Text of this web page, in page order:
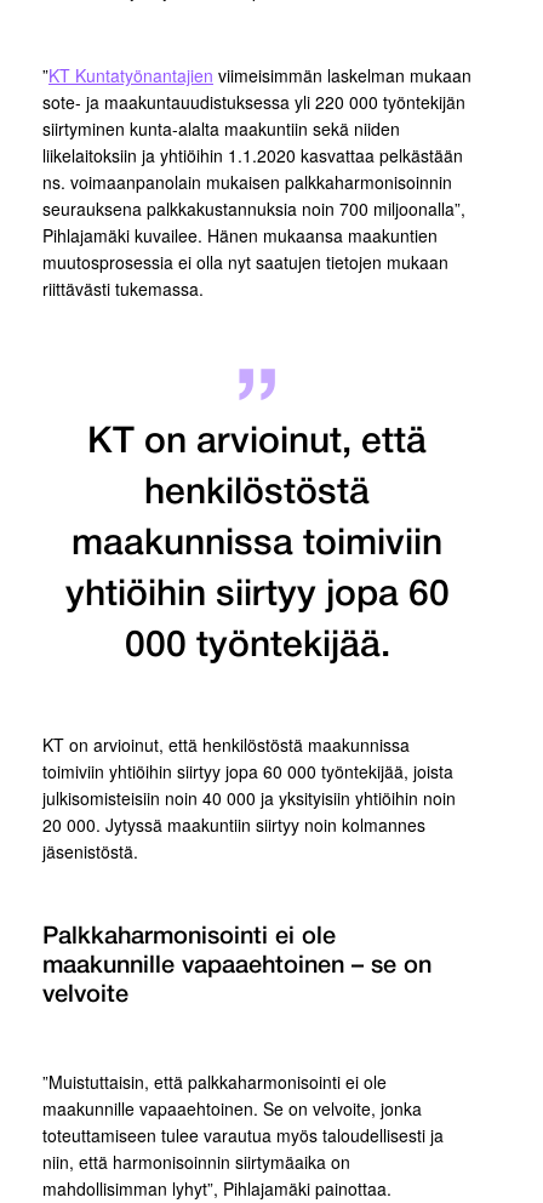
”KT Kuntatyönantajien viimeisimmän laskelman mukaan
sote- ja maakuntauudistuksessa yli 220 000 työntekijän
siirtyminen kunta-alalta maakuntiin sekä niiden
liikelaitoksiin ja yhtiöihin 1.1.2020 kasvattaa pelkästään
ns. voimaanpanolain mukaisen palkkaharmonisoinnin
seurauksena palkkakustannuksia noin 700 miljoonalla”,
Pihlajamäki kuvailee. Hänen mukaansa maakuntien
muutosprosessia ei olla nyt saatujen tietojen mukaan
riittävästi tukemassa.
KT on arvioinut, että
henkilöstöstä
maakunnissa toimiviin
yhtiöihin siirtyy jopa 60
000 työntekijää.
KT on arvioinut, että henkilöstöstä maakunnissa
toimiviin yhtiöihin siirtyy jopa 60 000 työntekijää, joista
julkisomisteisiin noin 40 000 ja yksityisiin yhtiöihin noin
20 000. Jytyssä maakuntiin siirtyy noin kolmannes
jäsenistöstä.
Palkkaharmonisointi ei ole
maakunnille vapaaehtoinen – se on
velvoite
”Muistuttaisin, että palkkaharmonisointi ei ole
maakunnille vapaaehtoinen. Se on velvoite, jonka
toteuttamiseen tulee varautua myös taloudellisesti ja
niin, että harmonisoinnin siirtymäaika on
mahdollisimman lyhyt”, Pihlajamäki painottaa.